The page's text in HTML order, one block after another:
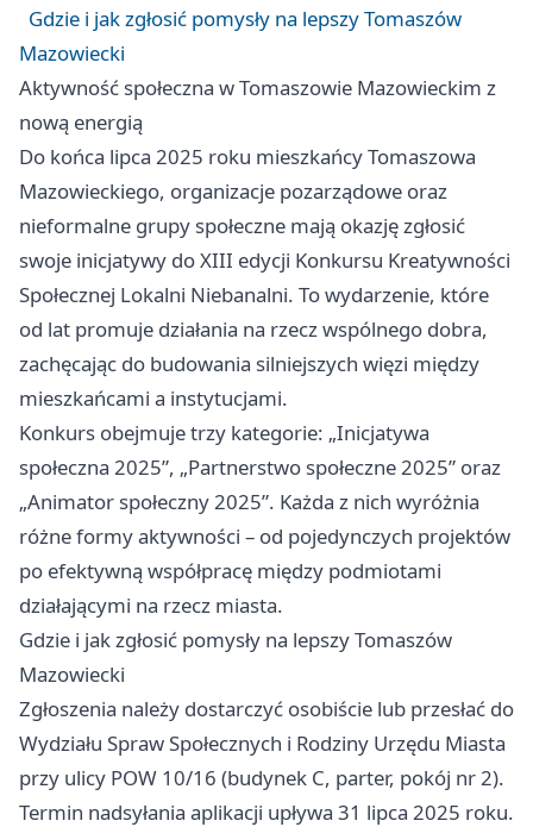
Gdzie i jak zgłosić pomysły na lepszy Tomaszów
Mazowiecki
Aktywność społeczna w Tomaszowie Mazowieckim z
nową energią
Do końca lipca 2025 roku mieszkańcy Tomaszowa
Mazowieckiego, organizacje pozarządowe oraz
nieformalne grupy społeczne mają okazję zgłosić
swoje inicjatywy do XIII edycji Konkursu Kreatywności
Społecznej Lokalni Niebanalni. To wydarzenie, które
od lat promuje działania na rzecz wspólnego dobra,
zachęcając do budowania silniejszych więzi między
mieszkańcami a instytucjami.
Konkurs obejmuje trzy kategorie: „Inicjatywa
społeczna 2025”, „Partnerstwo społeczne 2025” oraz
„Animator społeczny 2025”. Każda z nich wyróżnia
różne formy aktywności – od pojedynczych projektów
po efektywną współpracę między podmiotami
działającymi na rzecz miasta.
Gdzie i jak zgłosić pomysły na lepszy Tomaszów
Mazowiecki
Zgłoszenia należy dostarczyć osobiście lub przesłać do
Wydziału Spraw Społecznych i Rodziny Urzędu Miasta
przy ulicy POW 10/16 (budynek C, parter, pokój nr 2).
Termin nadsyłania aplikacji upływa 31 lipca 2025 roku.